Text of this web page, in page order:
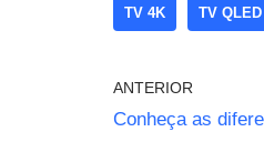
TV 4K TV QLED
ANTERIOR
Conheça as